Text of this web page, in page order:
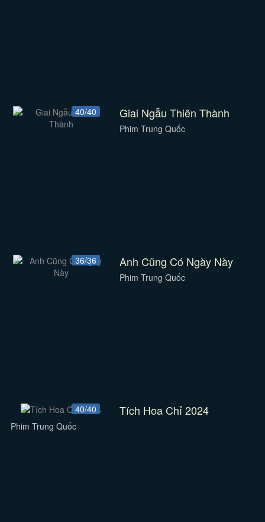
40/40 Giai Ngẫu Thiên Thành
Phim Trung Quốc
36/36 Anh Cũng Có Ngày Này
Phim Trung Quốc
40/40 Tích Hoa Chỉ 2024
Phim Trung Quốc